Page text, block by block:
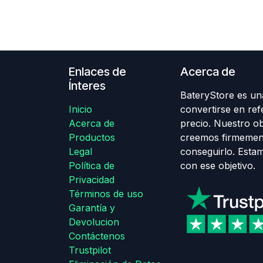
Enlaces de
Ínteres
Inicio
Acerca de
Productos
Legal
Política de
Privacidad
Términos de uso
Garantía y
Devolucion
Contáctenos
Trustpilot
Acerca de
BateryStore es
convertirse en
precio. Nuestro
creemos
conseguirlo.
con ese objetivo.